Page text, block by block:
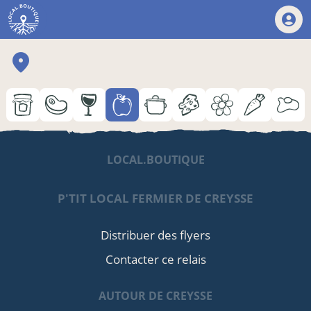
LOCAL.BOUTIQUE
P'TIT LOCAL FERMIER DE CREYSSE
Distribuer des flyers
Contacter ce relais
AUTOUR DE CREYSSE